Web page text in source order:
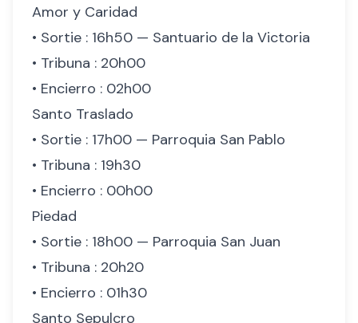
Amor y Caridad
• Sortie : 16h50 — Santuario de la Victoria
• Tribuna : 20h00
• Encierro : 02h00
Santo Traslado
• Sortie : 17h00 — Parroquia San Pablo
• Tribuna : 19h30
• Encierro : 00h00
Piedad
• Sortie : 18h00 — Parroquia San Juan
• Tribuna : 20h20
• Encierro : 01h30
Santo Sepulcro